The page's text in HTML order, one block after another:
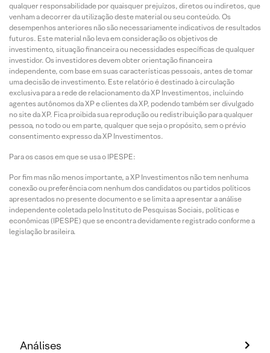
qualquer responsabilidade por quaisquer prejuízos, diretos ou indiretos, que
venham a decorrer da utilização deste material ou seu conteúdo. Os
desempenhos anteriores não são necessariamente indicativos de resultados
futuros. Este material não leva em consideração os objetivos de
investimento, situação financeira ou necessidades específicas de qualquer
investidor. Os investidores devem obter orientação financeira
independente, com base em suas características pessoais, antes de tomar
uma decisão de investimento. Este relatório é destinado à circulação
exclusiva para a rede de relacionamento da XP Investimentos, incluindo
agentes autônomos da XP e clientes da XP, podendo também ser divulgado
no site da XP. Fica proibida sua reprodução ou redistribuição para qualquer
pessoa, no todo ou em parte, qualquer que seja o propósito, sem o prévio
consentimento expresso da XP Investimentos.
Para os casos em que se usa o IPESPE:
Por fim mas não menos importante, a XP Investimentos não tem nenhuma
conexão ou preferência com nenhum dos candidatos ou partidos políticos
apresentados no presente documento e se limita a apresentar a análise
independente coletada pelo Instituto de Pesquisas Sociais, políticas e
econômicas (IPESPE) que se encontra devidamente registrado conforme a
legislação brasileira.
Análises